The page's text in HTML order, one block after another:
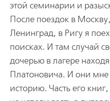
этой семинарии и
После поездок в
Ленинград, в Ригу я
поисках. И там случай
дочерью в лагере
Платоновича. И они мне
историю. Часть его